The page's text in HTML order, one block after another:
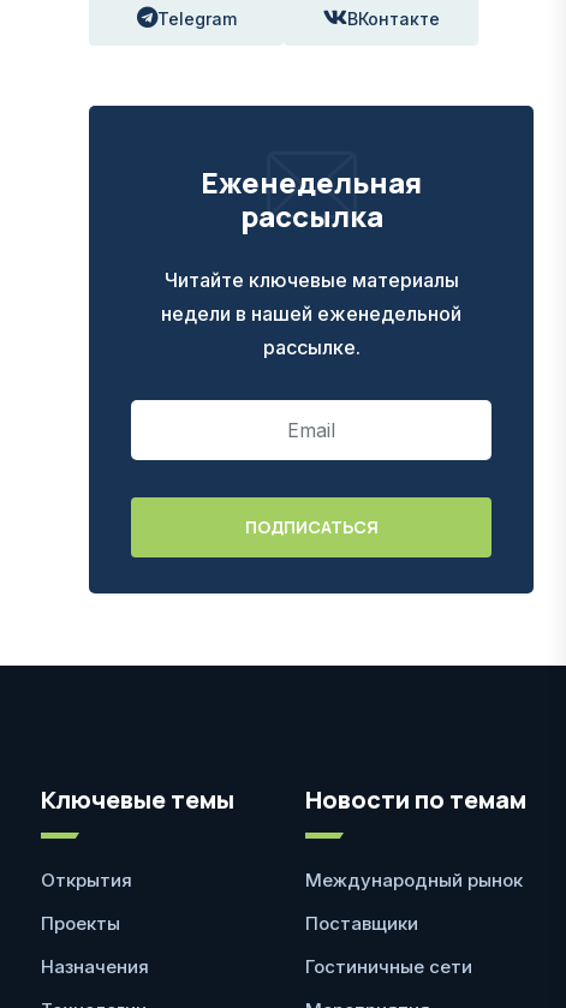
Telegram ВКонтакте
Еженедельная
рассылка
Читайте ключевые материалы
недели в нашей еженедельной
рассылке.
Ключевые темы
Открытия
Проекты
Назначения
Новости по темам
Международный рынок
Поставщики
Гостиничные сети